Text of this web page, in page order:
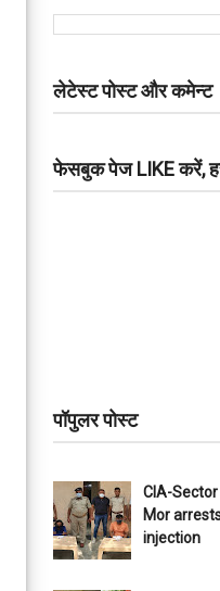
लेटेस्ट पोस्ट और कमेन्ट
फेसबुक पेज LIKE करें,
पॉपुलर पोस्ट
CIA-
Mor
injection